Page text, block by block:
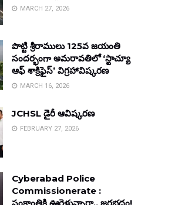
MARCH 27, 2026
పొట్టి శ్రీరాములు 125వ జయంతి
సందర్భంగా అమరావతిలో ‘స్టాచ్యూ
ఆఫ్ శాక్రిఫైస్’ విగ్రహావిష్కరణ
MARCH 16, 2026
JCHSL డైరీ ఆవిష్కరణ
FEBRUARY 27, 2026
Cyberabad Police
Commissionerate :